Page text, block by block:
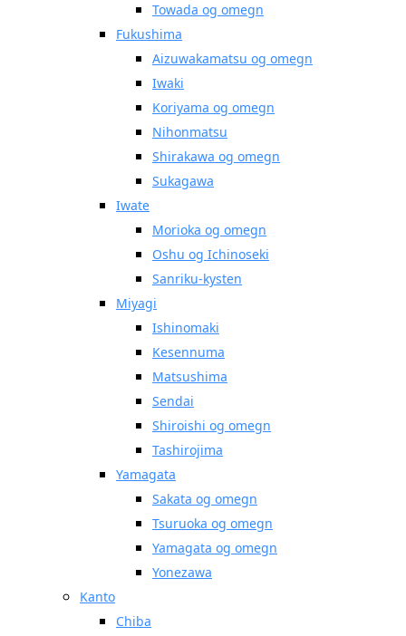
Towada og omegn
Fukushima
Aizuwakamatsu og omegn
Iwaki
Koriyama og omegn
Nihonmatsu
Shirakawa og omegn
Sukagawa
Iwate
Morioka og omegn
Oshu og Ichinoseki
Sanriku-kysten
Miyagi
Ishinomaki
Kesennuma
Matsushima
Sendai
Shiroishi og omegn
Tashirojima
Yamagata
Sakata og omegn
Tsuruoka og omegn
Yamagata og omegn
Yonezawa
Kanto
Chiba